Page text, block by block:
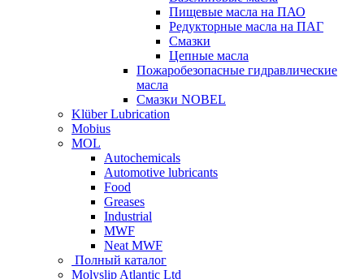
Пищевые масла на ПАО
Редукторные масла на ПАГ
Смазки
Цепные масла
Пожаробезопасные гидравлические
масла
Смазки NOBEL
Klüber Lubrication
Mobius
MOL
Autochemicals
Automotive lubricants
Food
Greases
Industrial
MWF
Neat MWF
Полный каталог
Molyslip Atlantic Ltd